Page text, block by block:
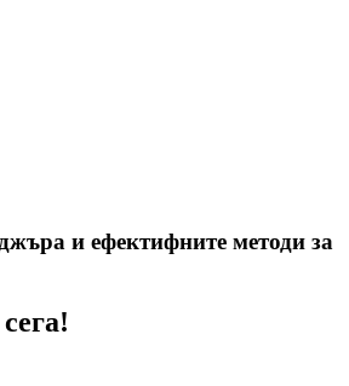
и ефектифните методи за